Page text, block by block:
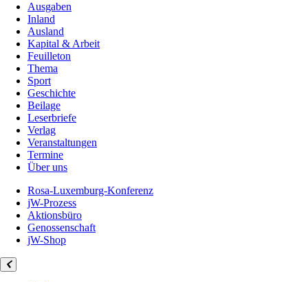
Ausgaben
Inland
Ausland
Kapital & Arbeit
Feuilleton
Thema
Sport
Geschichte
Beilage
Leserbriefe
Verlag
Veranstaltungen
Termine
Über uns
Rosa-Luxemburg-Konferenz
jW-Prozess
Aktionsbüro
Genossenschaft
jW-Shop